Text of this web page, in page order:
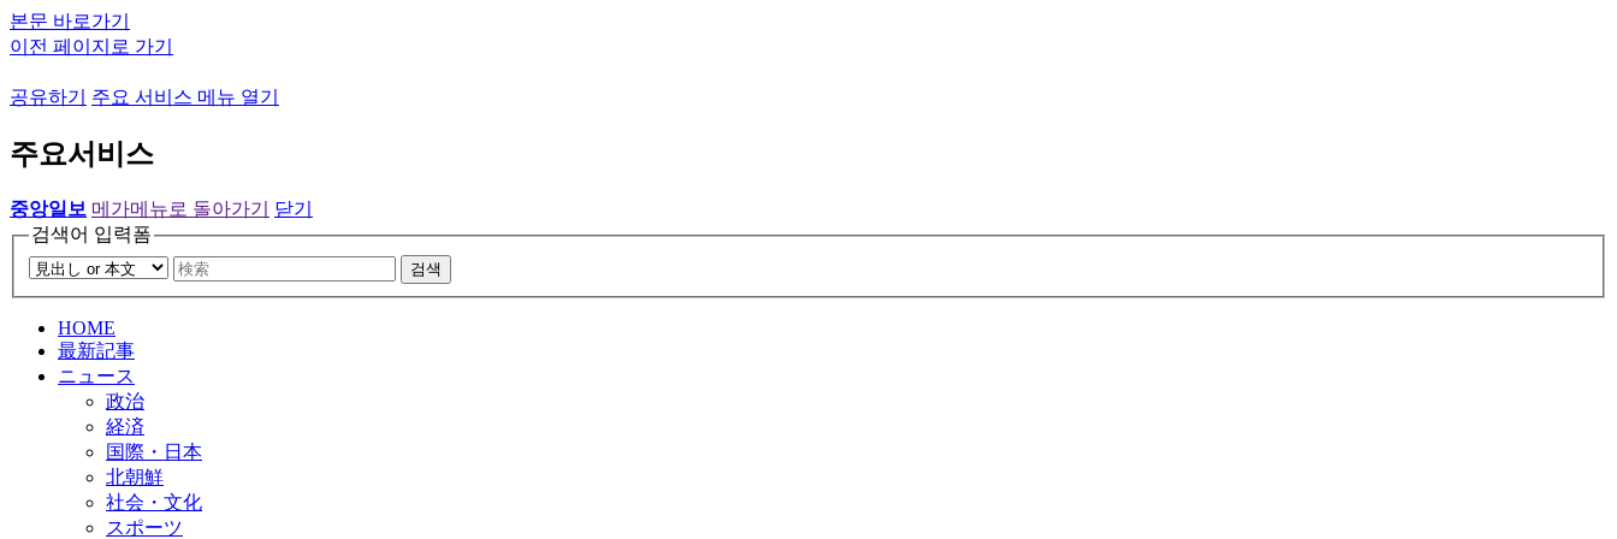
본문 바로가기
이전 페이지로 가기
공유하기 주요 서비스 메뉴 열기
주요서비스
중앙일보 메가메뉴로 돌아가기
닫기
검색어 입력폼
검색
HOME
最新記事
ニュース
政治
経済
国際・日本
北朝鮮
社会・文化
スポーツ